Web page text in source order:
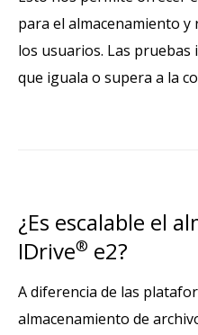
para el almacenamiento
los usuarios. Las
que iguala o supera a la
¿Es escalable el
IDrive® e2?
A diferencia de las
almacenamiento de